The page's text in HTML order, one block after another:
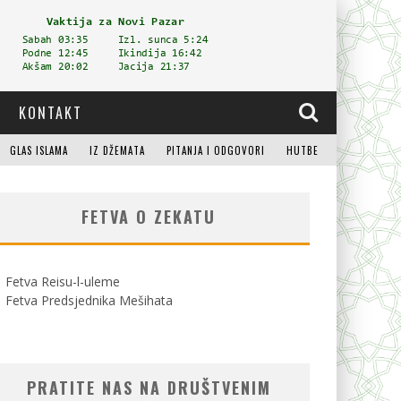
KONTAKT
GLAS ISLAMA IZ DŽEMATA PITANJA I ODGOVORI HUTBE
FETVA O ZEKATU
Fetva Reisu-l-uleme
Fetva Predsjednika Mešihata
PRATITE NAS NA DRUŠTVENIM